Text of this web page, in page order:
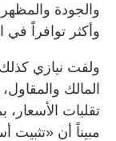
والجودة
وأكثر توافراً
ولفت نيازي
المالك
تقلبات
مبيناً أن «تثبيت